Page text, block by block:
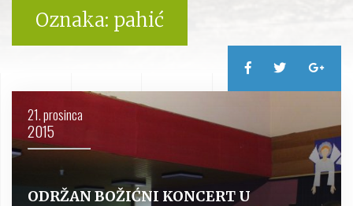
Oznaka: pahić
21. prosinca
2015
ODRŽAN BOŽIĆNI KONCERT U